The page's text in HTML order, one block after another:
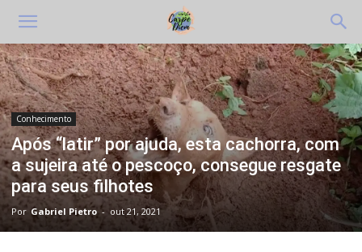
Conhecimento
Após “latir” por ajuda, esta cachorra, com
a sujeira até o pescoço, consegue resgate
para seus filhotes
Por Gabriel Pietro - out 21, 2021